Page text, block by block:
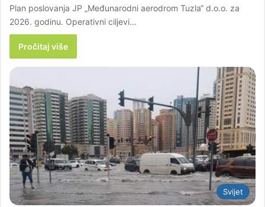
Plan poslovanja JP „Međunarodni aerodrom Tuzla“ d.o.o. za
2026. godinu. Operativni ciljevi…
Pročitaj više
Svijet